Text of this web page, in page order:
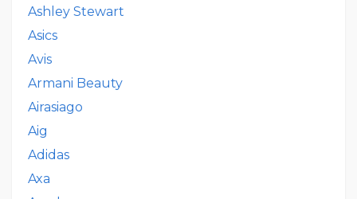
Ashley Stewart
Asics
Avis
Armani Beauty
Airasiago
Aig
Adidas
Axa